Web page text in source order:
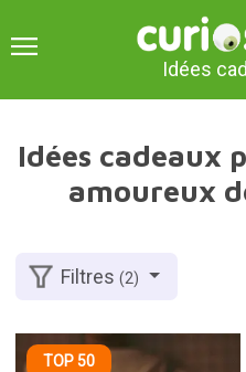
Idées
Idées cadeaux
amoureux
Filtres(2)
TOP 50